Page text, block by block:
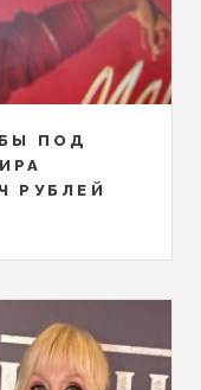
ПОД
РУБЛЕЙ